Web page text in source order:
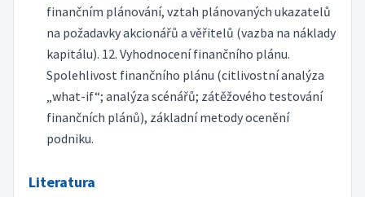
finančním plánování, vztah plánovaných ukazatelů
na požadavky akcionářů a věřitelů (vazba na náklady
kapitálu). 12. Vyhodnocení finančního plánu.
Spolehlivost finančního plánu (citlivostní analýza
„what-if“; analýza scénářů; zátěžového testování
finančních plánů), základní metody ocenění
podniku.
Literatura